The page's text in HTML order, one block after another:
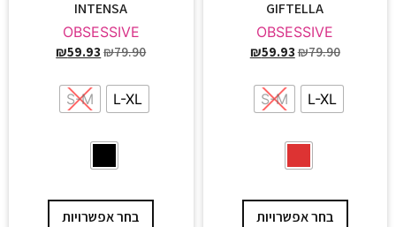
GIFTELLA
OBSESSIVE
₪79.90
₪59.93
L-XL
S-M
בחר אפשרויות
INTENSA
OBSESSIVE
₪79.90
₪59.93
L-XL
S-M
בחר אפשרויות